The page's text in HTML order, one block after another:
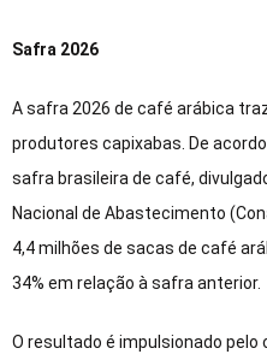
Safra 2026
A safra 2026 de café arábica
produtores capixabas. De
safra brasileira de café,
Nacional de Abastecimento
4,4 milhões de sacas de café
34% em relação à safra anterior.
O resultado é impulsionado pelo